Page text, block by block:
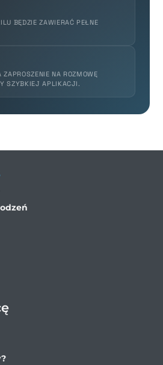
BĘDZIE ZAWIERAĆ PEŁNE
NA ROZMOWĘ
SZYBKIEJ APLIKACJI.